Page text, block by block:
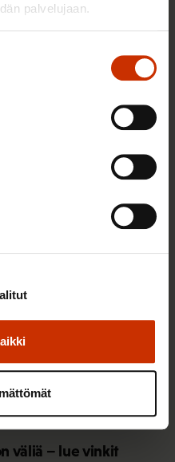
palvelujaan.
Tuottava ja
väliä – lue vinkit